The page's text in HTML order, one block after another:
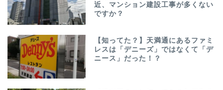
近、マンション建設工事が多くない
ですか？
【知ってた？】天満通にあるファミ
レスは「デニーズ」ではなくて「デ
ニース」だった！？